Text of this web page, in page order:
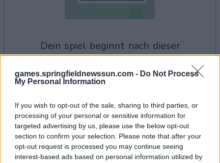
games.springfieldnewssun.com - Do Not Process
My Personal Information
If you wish to opt-out of the sale, sharing to third parties, or
processing of your personal or sensitive information for
targeted advertising by us, please use the below opt-out
section to confirm your selection. Please note that after your
opt-out request is processed you may continue seeing
interest-based ads based on personal information utilized by
dein spiel beginnt nach dieser
werbeeinblendung
Hard Crossword-Spieler mochten
auch:
Alles ansehen